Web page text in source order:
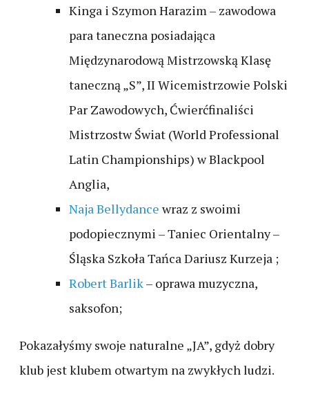
Kinga i Szymon Harazim – zawodowa
para taneczna posiadająca
Międzynarodową Mistrzowską Klasę
taneczną „S”, II Wicemistrzowie Polski
Par Zawodowych, Ćwierćfinaliści
Mistrzostw Świat (World Professional
Latin Championships) w Blackpool
Anglia,
Naja Bellydance wraz z swoimi
podopiecznymi – Taniec Orientalny –
Śląska Szkoła Tańca Dariusz Kurzeja ;
Robert Barlik– oprawa muzyczna,
saksofon;
Pokazałyśmy swoje naturalne „JA”, gdyż dobry
klub jest klubem otwartym na zwykłych ludzi.